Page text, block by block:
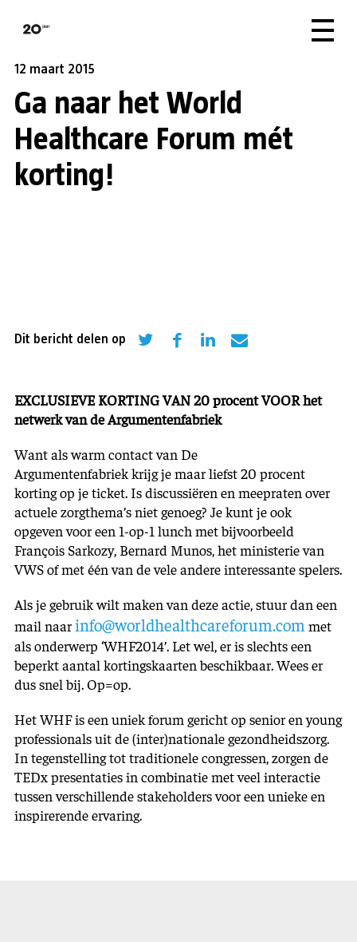
12 maart 2015
Ga naar het World
Healthcare Forum mét
korting!
Dit bericht delen op
EXCLUSIEVE KORTING VAN 20procent VOOR het
netwerk van de Argumentenfabriek
Want als warm contact van De
Argumentenfabriek krijg je maar liefst 20 procent
korting op je ticket. Is discussiëren en meepraten over
actuele zorgthema’s niet genoeg? Je kunt je ook
opgeven voor een 1-op-1 lunch met bijvoorbeeld
François Sarkozy, Bernard Munos, het ministerie van
VWS of met één van de vele andere interessante spelers.
Als je gebruik wilt maken van deze actie, stuur dan een
mail naarinfo@worldhealthcareforum.com met
als onderwerp ‘WHF2014’. Let wel, er is slechts een
beperkt aantal kortingskaarten beschikbaar. Wees er
dus snel bij. Op=op.
Het WHF is een uniek forum gericht op senior en young
professionals uit de (inter)nationale gezondheidszorg.
In tegenstelling tot traditionele congressen, zorgen de
TEDx presentaties in combinatie met veel interactie
tussen verschillende stakeholders voor een unieke en
inspirerende ervaring.